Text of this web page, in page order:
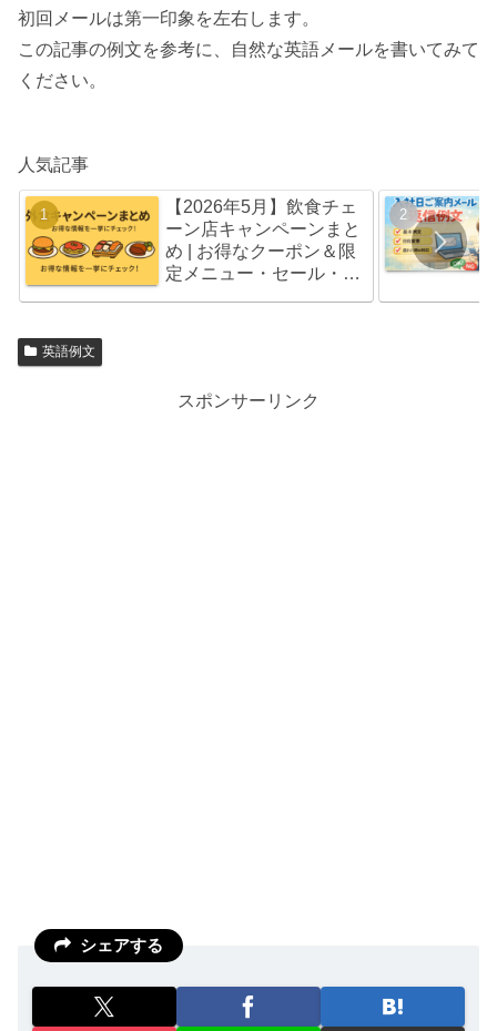
初回メールは第一印象を左右します。
この記事の例文を参考に、自然な英語メールを書いてみて
ください。
人気記事
【2026年5月】飲食チェ
ーン店キャンペーンまと
め | お得なクーポン＆限
定メニュー・セール・福
英語例文
スポンサーリンク
シェアする